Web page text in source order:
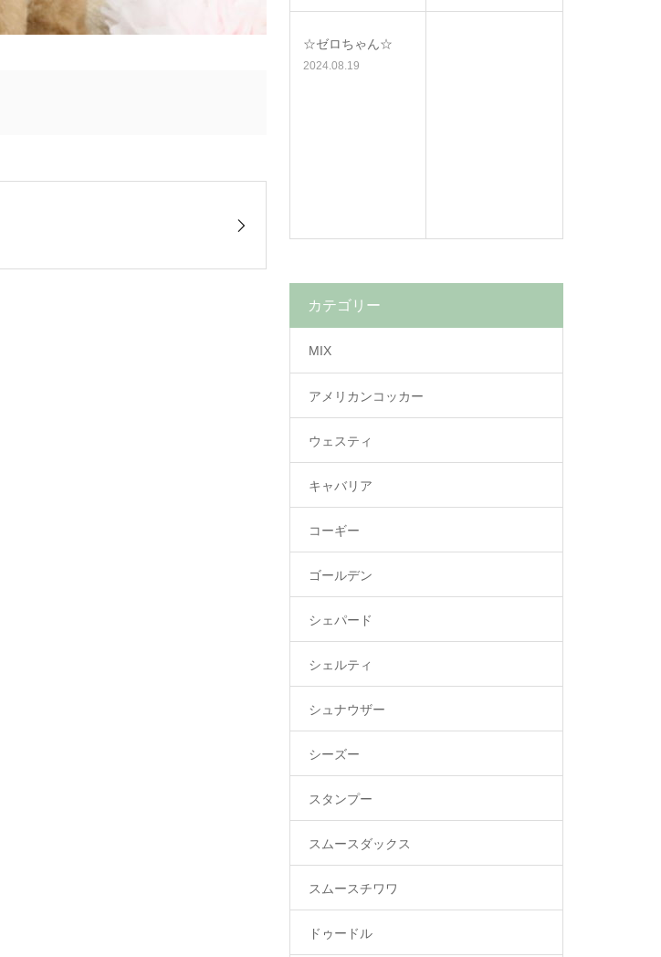
☆ゼロちゃん☆
2024.08.19
カテゴリー
MIX
アメリカンコッカー
ウェスティ
キャバリア
コーギー
ゴールデン
シェパード
シェルティ
シュナウザー
シーズー
スタンプー
スムースダックス
スムースチワワ
ドゥードル